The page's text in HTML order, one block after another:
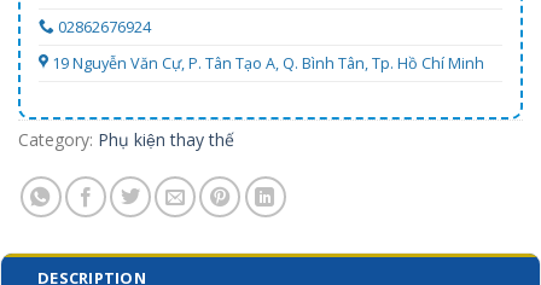
02862676924
19 Nguyễn Văn Cự, P. Tân Tạo A, Q. Bình Tân, Tp. Hồ Chí Minh
Category: Phụ kiện thay thế
DESCRIPTION